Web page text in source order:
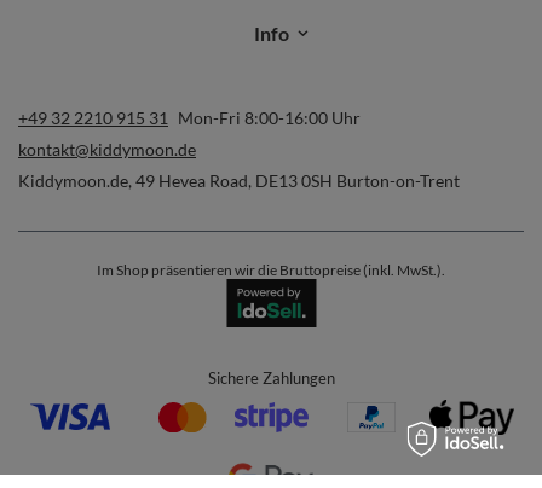
Info
+49 32 2210 915 31
Mon-Fri 8:00-16:00 Uhr
kontakt@kiddymoon.de
Kiddymoon.de, 49 Hevea Road, DE13 0SH Burton-on-Trent
Im Shop präsentieren wir die Bruttopreise (inkl. MwSt.).
Sichere Zahlungen